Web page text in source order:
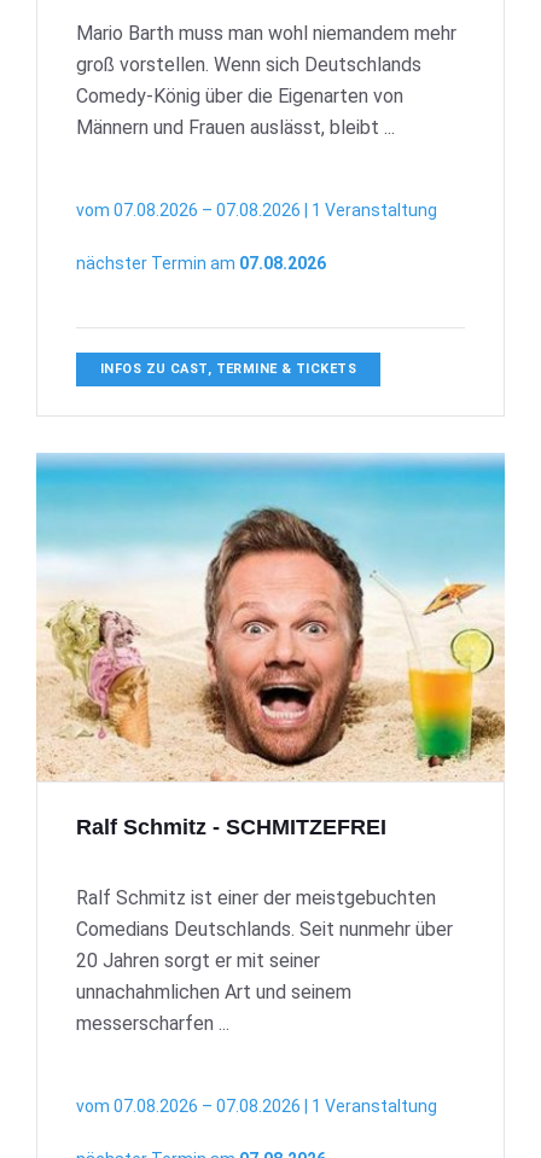
Mario Barth muss man wohl niemandem mehr
groß vorstellen. Wenn sich Deutschlands
Comedy-König über die Eigenarten von
Männern und Frauen auslässt, bleibt ...
vom 07.08.2026 – 07.08.2026 | 1 Veranstaltung
nächster Termin am 07.08.2026
INFOS ZU CAST, TERMINE & TICKETS
Ralf Schmitz - SCHMITZEFREI
Ralf Schmitz ist einer der meistgebuchten
Comedians Deutschlands. Seit nunmehr über
20 Jahren sorgt er mit seiner
unnachahmlichen Art und seinem
messerscharfen ...
vom 07.08.2026 – 07.08.2026 | 1 Veranstaltung